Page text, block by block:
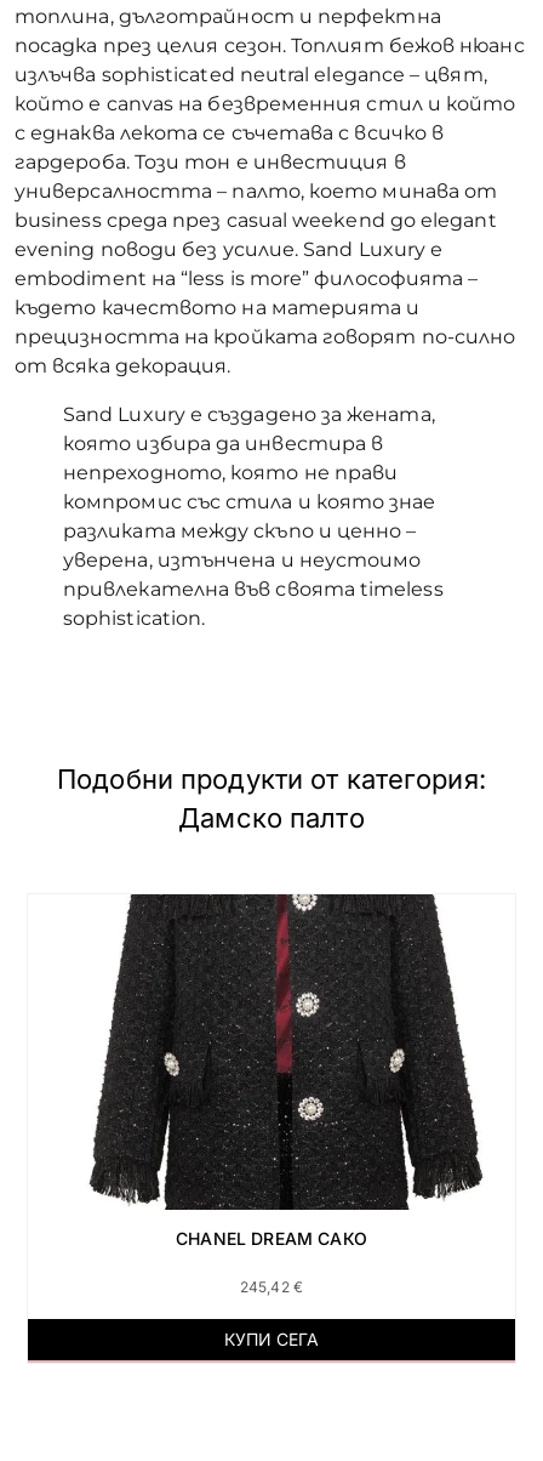
топлина, дълготрайност и перфектна
посадка през целия сезон. Топлият бежов нюанс
излъчва sophisticated neutral elegance – цвят,
който е canvas на безвременния стил и който
с еднаква лекота се съчетава с всичко в
гардероба. Този тон е инвестиция в
универсалността – палто, което минава от
business среда през casual weekend до elegant
evening поводи без усилие. Sand Luxury е
embodiment на “less is more” философията –
където качеството на материята и
прецизността на кройката говорят по-силно
от всяка декорация.
Sand Luxury е създадено за жената,
която избира да инвестира в
непреходното, която не прави
компромис със стила и която знае
разликата между скъпо и ценно –
уверена, изтънчена и неустоимо
привлекателна във своята timeless
sophistication.
Подобни продукти от категория:
Дамско палто
CHANEL DREAM САКО
245,42 €
КУПИ СЕГА